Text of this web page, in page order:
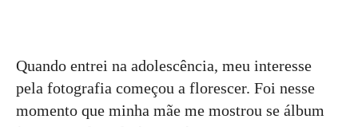
Quando entrei na adolescência, meu interesse
pela fotografia começou a florescer. Foi nesse
momento que minha mãe me mostrou se álbum